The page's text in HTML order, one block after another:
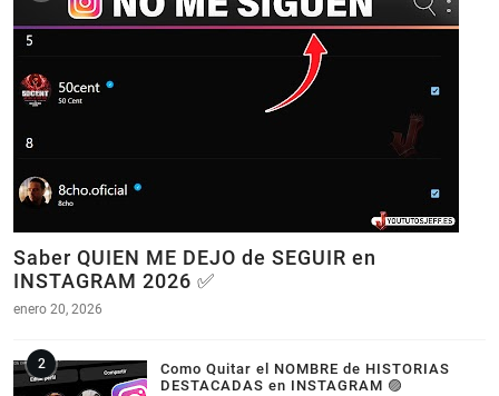
Saber QUIEN ME DEJO de SEGUIR en
INSTAGRAM 2026 ✅
enero 20, 2026
Como Quitar el NOMBRE de HISTORIAS
DESTACADAS en INSTAGRAM 🟣